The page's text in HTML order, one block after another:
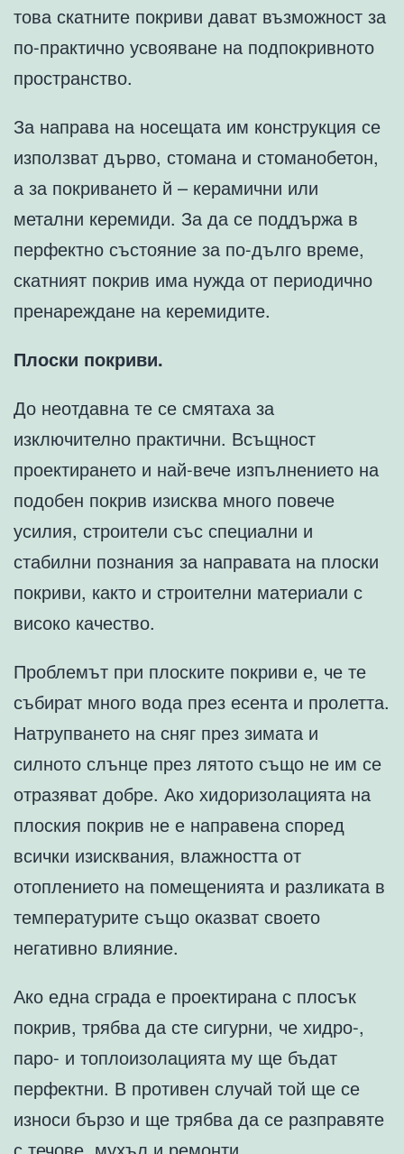
това скатните покриви дават възможност за
по-практично усвояване на подпокривното
пространство.
За направа на носещата им конструкция се
използват дърво, стомана и стоманобетон,
а за покриването й – керамични или
метални керемиди. За да се поддържа в
перфектно състояние за по-дълго време,
скатният покрив има нужда от периодично
пренареждане на керемидите.
Плоски покриви.
До неотдавна те се смятаха за
изключително практични. Всъщност
проектирането и най-вече изпълнението на
подобен покрив изисква много повече
усилия, строители със специални и
стабилни познания за направата на плоски
покриви, както и строителни материали с
високо качество.
Проблемът при плоските покриви е, че те
събират много вода през есента и пролетта.
Натрупването на сняг през зимата и
силното слънце през лятото също не им се
отразяват добре. Ако хидоризолацията на
плоския покрив не е направена според
всички изисквания, влажността от
отоплението на помещенията и разликата в
температурите също оказват своето
негативно влияние.
Ако една сграда е проектирана с плосък
покрив, трябва да сте сигурни, че хидро-,
паро- и топлоизолацията му ще бъдат
перфектни. В противен случай той ще се
износи бързо и ще трябва да се разправяте